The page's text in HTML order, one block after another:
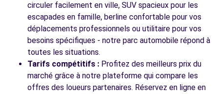
Voir toutes les agences
circuler facilement en ville, SUV spacieux pour les
escapades en famille, berline confortable pour vos
déplacements professionnels ou utilitaire pour vos
besoins spécifiques - notre parc automobile répond à
toutes les situations.
Tarifs compétitifs : Profitez des meilleurs prix du
marché grâce à notre plateforme qui compare les
offres des loueurs partenaires. Réservez en ligne en